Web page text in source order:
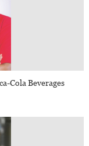
Cola Beverages